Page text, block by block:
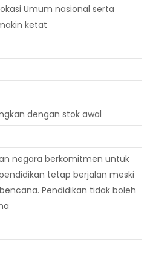
Umum nasional serta
ketat
dengan stok awal
negara berkomitmen untuk
tetap berjalan meski
Pendidikan tidak boleh